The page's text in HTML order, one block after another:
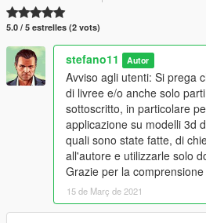
5.0 / 5 estrelles (2 vots)
stefano11 Autor
Avviso agli utenti: Si prega
di livree e/o anche solo
sottoscritto, in particolare
applicazione su modelli 3d
quali sono state fatte, di
all'autore e utilizzarle solo
Grazie per la comprensione
15 de Març de 2021